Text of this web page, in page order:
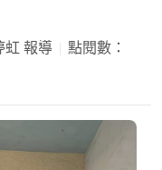
虹 報導
點閱數：